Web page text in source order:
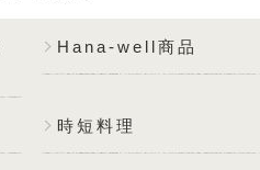
Hana-well商品
時短料理